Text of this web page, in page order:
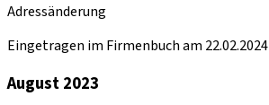
Adressänderung
Eingetragen im Firmenbuch am 22.02.2024
August 2023